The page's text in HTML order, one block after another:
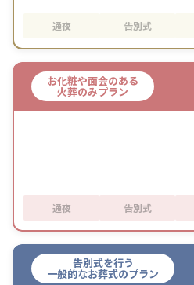
通夜 告別式
お化粧や面会のある
火葬のみプラン
通夜 告別式
告別式を行う
一般的なお葬式のプラン